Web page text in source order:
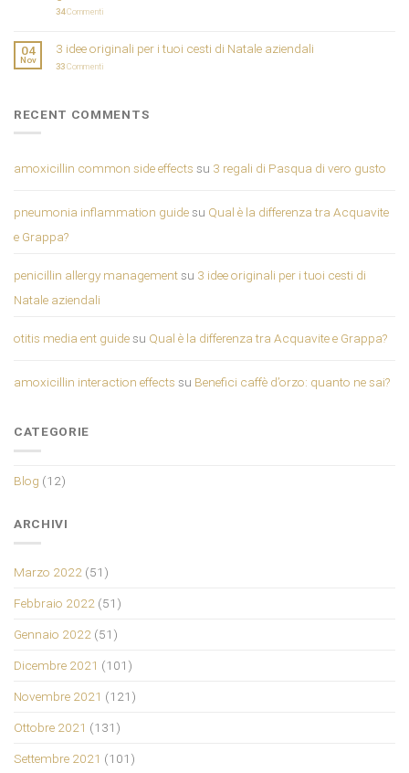
34Commenti
04
Nov
3 idee originali per i tuoi cesti di Natale aziendali
33Commenti
RECENT COMMENTS
amoxicillin common side effects su 3 regali di Pasqua di vero gusto
pneumonia inflammation guidesu Qual è la differenza tra Acquavite
e Grappa?
penicillin allergy managementsu 3 idee originali per i tuoi cesti di
Natale aziendali
otitis media ent guidesu Qual è la differenza tra Acquavite e Grappa?
amoxicillin interaction effects su Benefici caffè d’orzo: quanto ne sai?
CATEGORIE
Blog (12)
ARCHIVI
Marzo 2022 (51)
Febbraio 2022 (51)
Gennaio 2022 (51)
Dicembre 2021 (101)
Novembre 2021 (121)
Ottobre 2021 (131)
Settembre 2021 (101)